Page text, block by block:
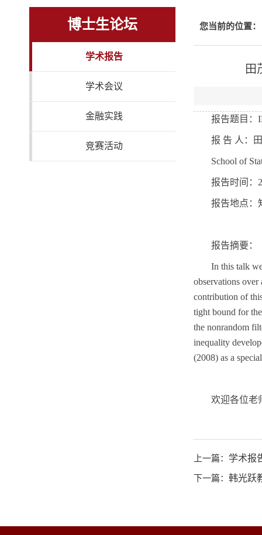
博士生论坛
学术报告
学术会议
金融实践
竞赛活动
您当前的位置：
田
报告题目：
报 告 人：
School of
报告时间：
报告地点：
报告摘要：
In this talk
observations over
contribution of
tight bound for
the nonrandom
inequality
(2008) as a
欢迎各位老
上一篇： 学术报
下一篇： 韩光跃